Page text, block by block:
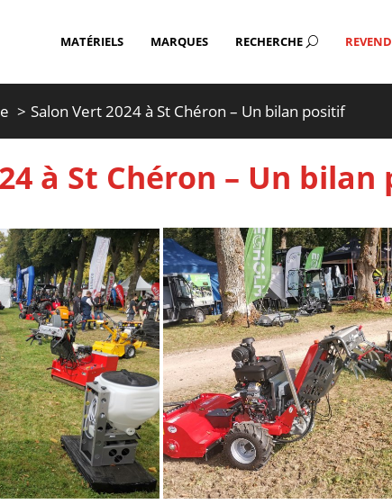
MATÉRIELS MARQUES U
RECHERCHE
Salon Vert 2024 à St Chéron – Un bilan positif
à St Chéron – Un